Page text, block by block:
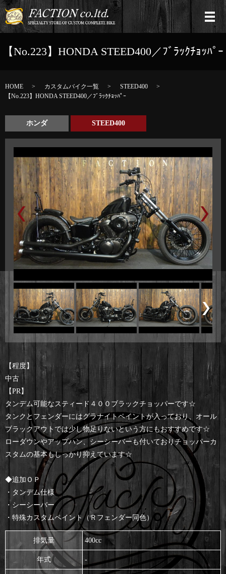
【No.223】HONDA STEED400／ﾌﾞﾗｯｸﾁｮｯﾊﾟｰ
HOME カスタムバイク一覧
STEED400
【No.223】HONDA STEED400／ﾌﾞﾗｯｸﾁｮｯﾊﾟｰ
ホンダ STEED400
【程度】
中古
【PR】
タンデム可能なスティード４００ブラックチョッパーです☆
タンクとフェンダーにはグラナイトペイントが入っており、オール
ブラックアウトでは少し物足りないという方にもおすすめです☆
ローダウンやアップハン、シーシーバーも付いておりチョッパーカ
スタムの基本もしっかり抑えています☆
◆追加ＯＰ
・タンデム仕様
・シーシーバー
・特殊カスタムペイント（Ｒフェンダー同色）
排気量 400cc
年式 -